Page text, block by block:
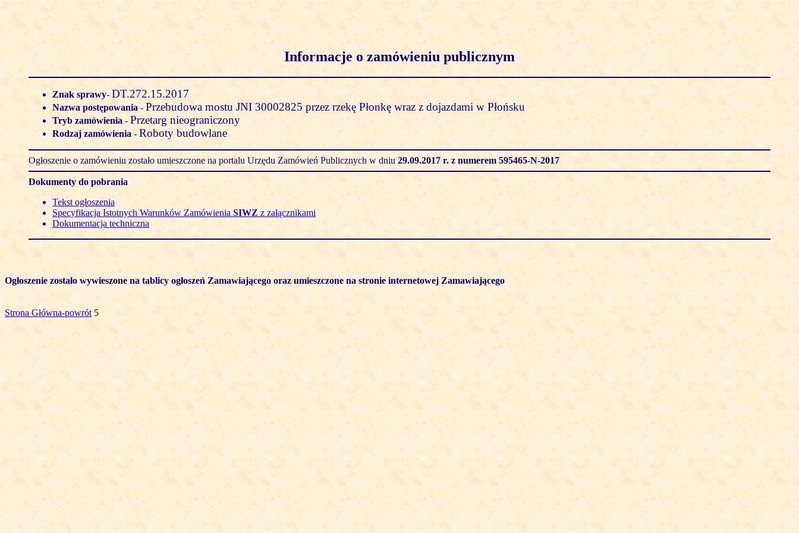
Informacje o zamówieniu publicznym
Znak sprawy- DT.272.15.2017
Nazwa postępowania - Przebudowa mostu JNI 30002825 przez rzekę Płonkę wraz z dojazdami w Płońsku
Tryb zamówienia- Przetarg nieograniczony
Rodzaj zamówienia - Roboty budowlane
Ogłoszenie o zamówieniu zostało umieszczone na portalu Urzędu Zamówień Publicznych w dniu 29.09.2017 r. z numerem 595465-N-2017
Dokumenty do pobrania
Tekst ogłoszenia
Specyfikacja Istotnych Warunków Zamówienia SIWZ z załącznikami
Dokumentacja techniczna
Ogłoszenie zostało wywieszone na tablicy ogłoszeń Zamawiającego oraz umieszczone na stronie internetowej Zamawiającego
Strona Główna-powrót 5